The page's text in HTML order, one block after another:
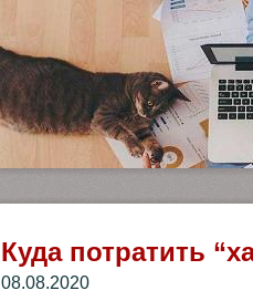
Куда потратить
08.08.2020